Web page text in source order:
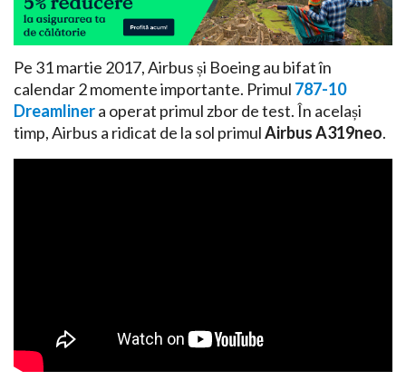
Pe 31 martie 2017, Airbus și Boeing au bifat în
calendar 2 momente importante. Primul 787-10
Dreamlinera operat primul zbor de test. În același
timp, Airbus a ridicat de la sol primulAirbus A319neo.